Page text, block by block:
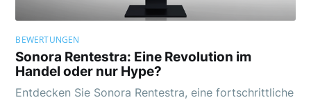
BEWERTUNGEN
Sonora Rentestra: Eine Revolution im
Handel oder nur Hype?
Entdecken Sie Sonora Rentestra, eine fortschrittliche